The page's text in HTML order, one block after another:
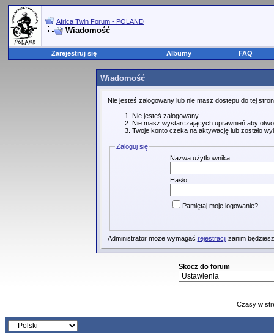
Africa Twin Forum - POLAND
Wiadomość
Zarejestruj się Albumy FAQ
Wiadomość
Nie jesteś zalogowany lub nie masz dostepu do tej
Nie jesteś zalogowany.
Nie masz wystarczających uprawnień aby
Twoje konto czeka na aktywację lub zostało
Zaloguj się
Nazwa użytkownika:
Hasło:
Pamiętaj moje logowanie?
Administrator może wymagać rejestracjizanim
Skocz do forum
Czasy w